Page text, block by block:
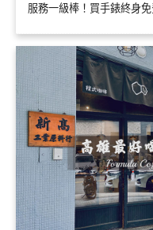
服務一級棒！買手錶終身